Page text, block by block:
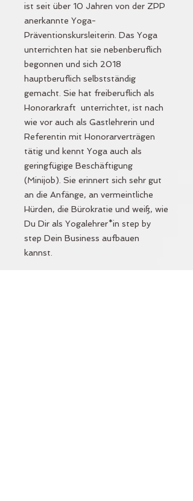
ist seit über 10 Jahren von der ZPP
anerkannte Yoga-
Präventionskursleiterin. Das Yoga
unterrichten hat sie nebenberuflich
begonnen und sich 2018
hauptberuflich selbstständig
gemacht. Sie hat freiberuflich als
Honorarkraft unterrichtet, ist nach
wie vor auch als Gastlehrerin und
Referentin mit Honorarverträgen
tätig und kennt Yoga auch als
geringfügige Beschäftigung
(Minijob). Sie erinnert sich sehr gut
an die Anfänge, an vermeintliche
Hürden, die Bürokratie und weiß, wie
Du Dir als Yogalehrer*in step by
step Dein Business aufbauen
kannst.